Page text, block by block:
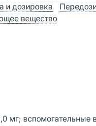
и дозировка
вещество
мг; вспомогательные